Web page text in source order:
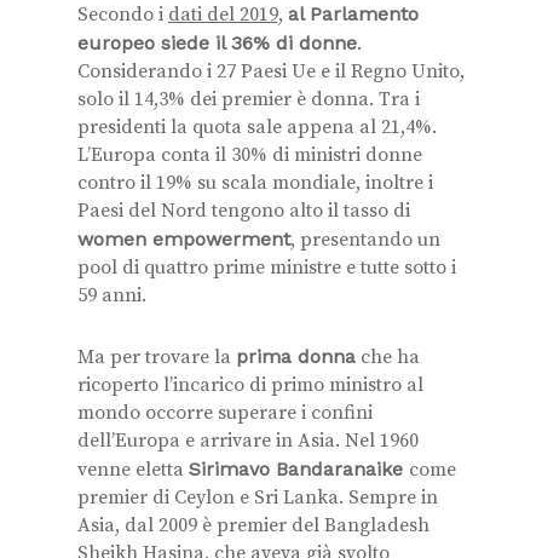
Secondo i dati del 2019, al Parlamento
europeo siede il 36% di donne.
Considerando i 27 Paesi Ue e il Regno Unito,
solo il 14,3% dei premier è donna. Tra i
presidenti la quota sale appena al 21,4%.
L’Europa conta il 30% di ministri donne
contro il 19% su scala mondiale, inoltre i
Paesi del Nord tengono alto il tasso di
women empowerment, presentando un
pool di quattro prime ministre e tutte sotto i
59 anni.
Ma per trovare la prima donna che ha
ricoperto l’incarico di primo ministro al
mondo occorre superare i confini
dell’Europa e arrivare in Asia. Nel 1960
venne eletta Sirimavo Bandaranaike come
premier di Ceylon e Sri Lanka. Sempre in
Asia, dal 2009 è premier del Bangladesh
Sheikh Hasina, che aveva già svolto